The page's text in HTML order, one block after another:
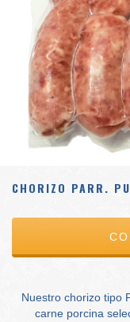
CHORIZO PARR.
Nuestro chorizo tipo
carne porcina